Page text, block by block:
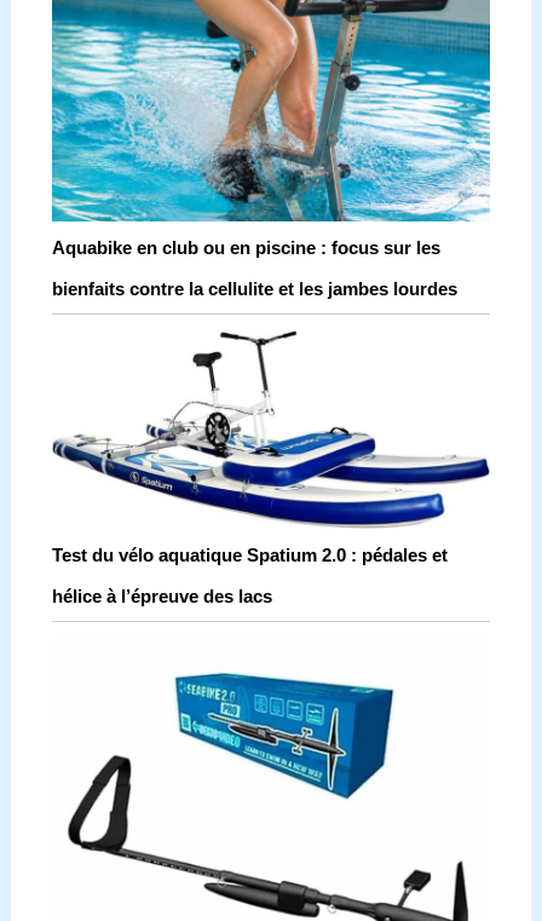
Aquabike en club ou en piscine : focus sur les
bienfaits contre la cellulite et les jambes lourdes
Test du vélo aquatique Spatium 2.0 : pédales et
hélice à l’épreuve des lacs